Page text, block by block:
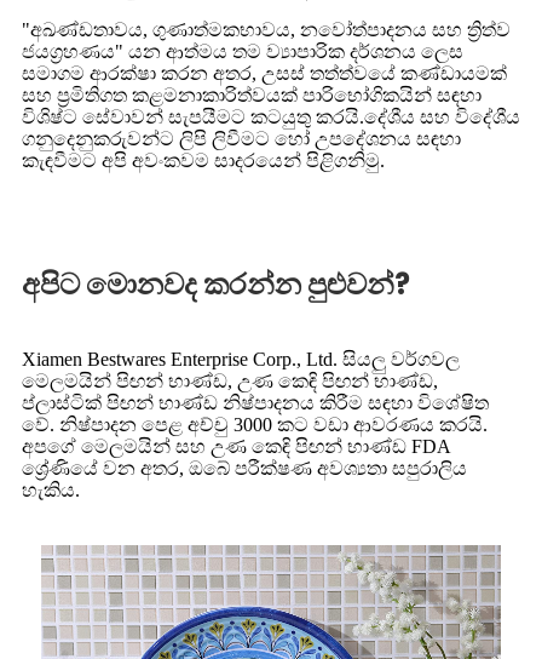
"අඛණ්ඩතාවය, ගුණාත්මකභාවය, නවෝත්පාදනය සහ ත්‍රිත්ව
ජයග්‍රහණය" යන ආත්මය තම ව්‍යාපාරික දර්ශනය ලෙස
සමාගම ආරක්ෂා කරන අතර, උසස් තත්ත්වයේ කණ්ඩායමක්
සහ ප්‍රමිතිගත කළමනාකාරිත්වයක් පාරිභෝගිකයින් සඳහා
විශිෂ්ට සේවාවන් සැපයීමට කටයුතු කරයි.දේශීය සහ විදේශීය
ගනුදෙනුකරුවන්ට ලිපි ලිවීමට හෝ උපදේශනය සඳහා
කැඳවීමට අපි අවංකවම සාදරයෙන් පිළිගනිමු.
අපිට මොනවද කරන්න පුළුවන්?
Xiamen Bestwares Enterprise Corp., Ltd. සියලු වර්ගවල
මෙලමයින් පිඟන් භාණ්ඩ, උණ කෙඳි පිඟන් භාණ්ඩ,
ප්ලාස්ටික් පිඟන් භාණ්ඩ නිෂ්පාදනය කිරීම සඳහා විශේෂිත
වේ. නිෂ්පාදන පෙළ අච්චු 3000 කට වඩා ආවරණය කරයි.
අපගේ මෙලමයින් සහ උණ කෙඳි පිඟන් භාණ්ඩ FDA
ශ්‍රේණියේ වන අතර, ඔබේ පරීක්ෂණ අවශ්‍යතා සපුරාලිය
හැකිය.